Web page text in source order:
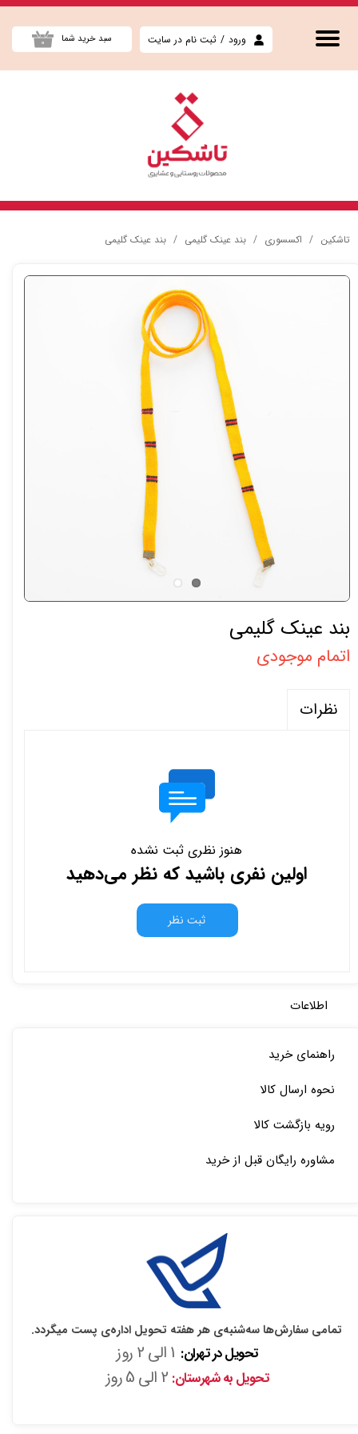
ورود / ثبت نام در سایت
حساب کاربری من
تغییر گذر واژه
خروج از حساب کاربری
۰ سبد خرید شما
تاشکین اکسسوری بند عینک گلیمی بند عینک گلیمی
بند عینک گلیمی
اتمام موجودی
نظرات
هنوز نظری ثبت نشده
اولین نفری باشید که نظر می‌دهید
ثبت نظر
راهنمای خرید
نحوه ارسال کالا
رویه بازگشت کالا
مشاوره رایگان قبل از خرید
تمامی سفارش‌ها سه‌شنبه‌ی هر هفته تحویل اداره‌ی پست میگردد.
تحویل در تهران:
تحویل به شهرستان: 2 الی 5 روز
اطلاعات